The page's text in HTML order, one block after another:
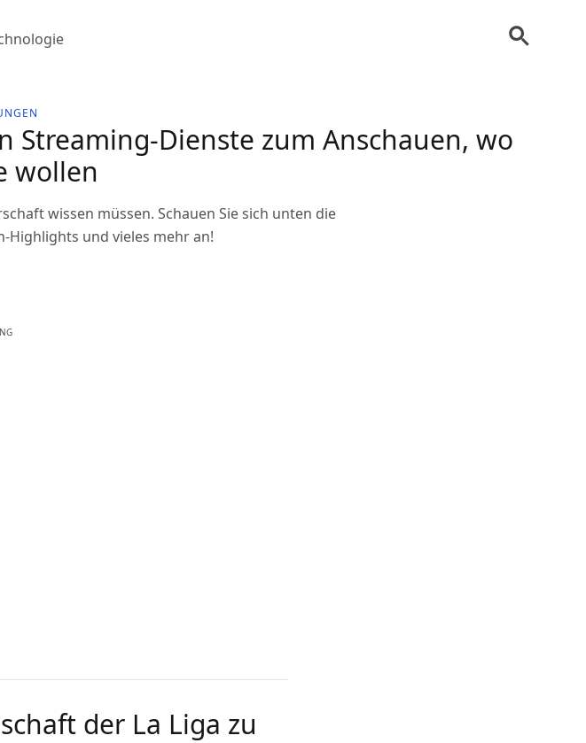
Streaming-Dienste zum Anschauen, wo
wollen
wissen müssen. Schauen Sie sich unten die
Highlights und vieles mehr an!
der La Liga zu